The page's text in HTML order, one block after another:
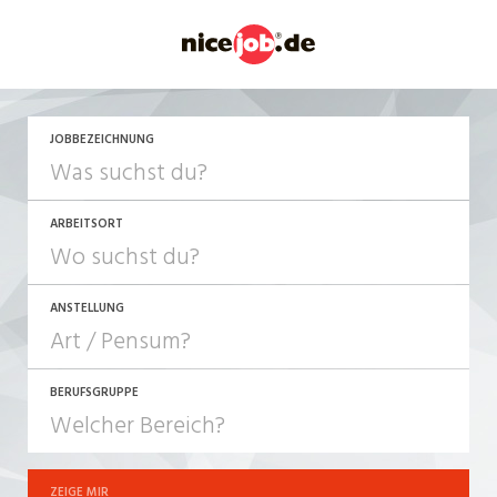
JOBBEZEICHNUNG
ARBEITSORT
ANSTELLUNG
JOB-TYP
Festanstellung
BERUFSGRUPPE
ZEIGE MIR